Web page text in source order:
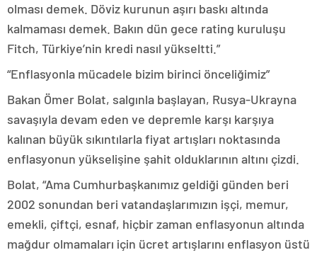
olması demek. Döviz kurunun aşırı baskı altında
kalmaması demek. Bakın dün gece rating kuruluşu
Fitch, Türkiye’nin kredi nasıl yükseltti.”
“Enflasyonla mücadele bizim birinci önceliğimiz”
Bakan Ömer Bolat, salgınla başlayan, Rusya-Ukrayna
savaşıyla devam eden ve depremle karşı karşıya
kalınan büyük sıkıntılarla fiyat artışları noktasında
enflasyonun yükselişine şahit olduklarının altını çizdi.
Bolat, “Ama Cumhurbaşkanımız geldiği günden beri
2002 sonundan beri vatandaşlarımızın işçi, memur,
emekli, çiftçi, esnaf, hiçbir zaman enflasyonun altında
mağdur olmamaları için ücret artışlarını enflasyon üstü